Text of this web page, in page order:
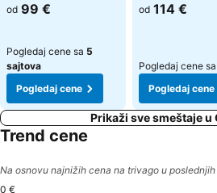
od 99 €
Pogledaj cene sa 5
sajtova
Pogledaj cene
od 114 €
Pogledaj cene sa
Pogledaj cene
Prikaži sve smeštaje u
Trend cene
Na osnovu najnižih cena na trivago u
0 €